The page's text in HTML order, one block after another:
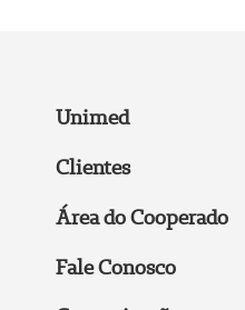
Unimed
Clientes
Área do Cooperado
Fale Conosco